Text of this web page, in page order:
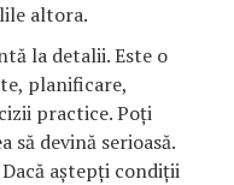
altora.
la detalii. Este o
planificare,
practice. Poți
să devină serioasă.
aștepți condiții